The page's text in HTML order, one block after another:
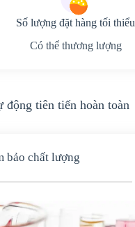
Số lượng đặt hàng tối thiểu
Có thể thương lượng
động tiên tiến hoàn toàn
bảo chất lượng